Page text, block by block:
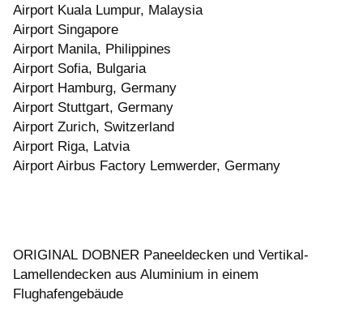
Airport Kuala Lumpur, Malaysia
Airport Singapore
Airport Manila, Philippines
Airport Sofia, Bulgaria
Airport Hamburg, Germany
Airport Stuttgart, Germany
Airport Zurich, Switzerland
Airport Riga, Latvia
Airport Airbus Factory Lemwerder, Germany
ORIGINAL DOBNER Paneeldecken und Vertikal-
Lamellendecken aus Aluminium in einem
Flughafengebäude